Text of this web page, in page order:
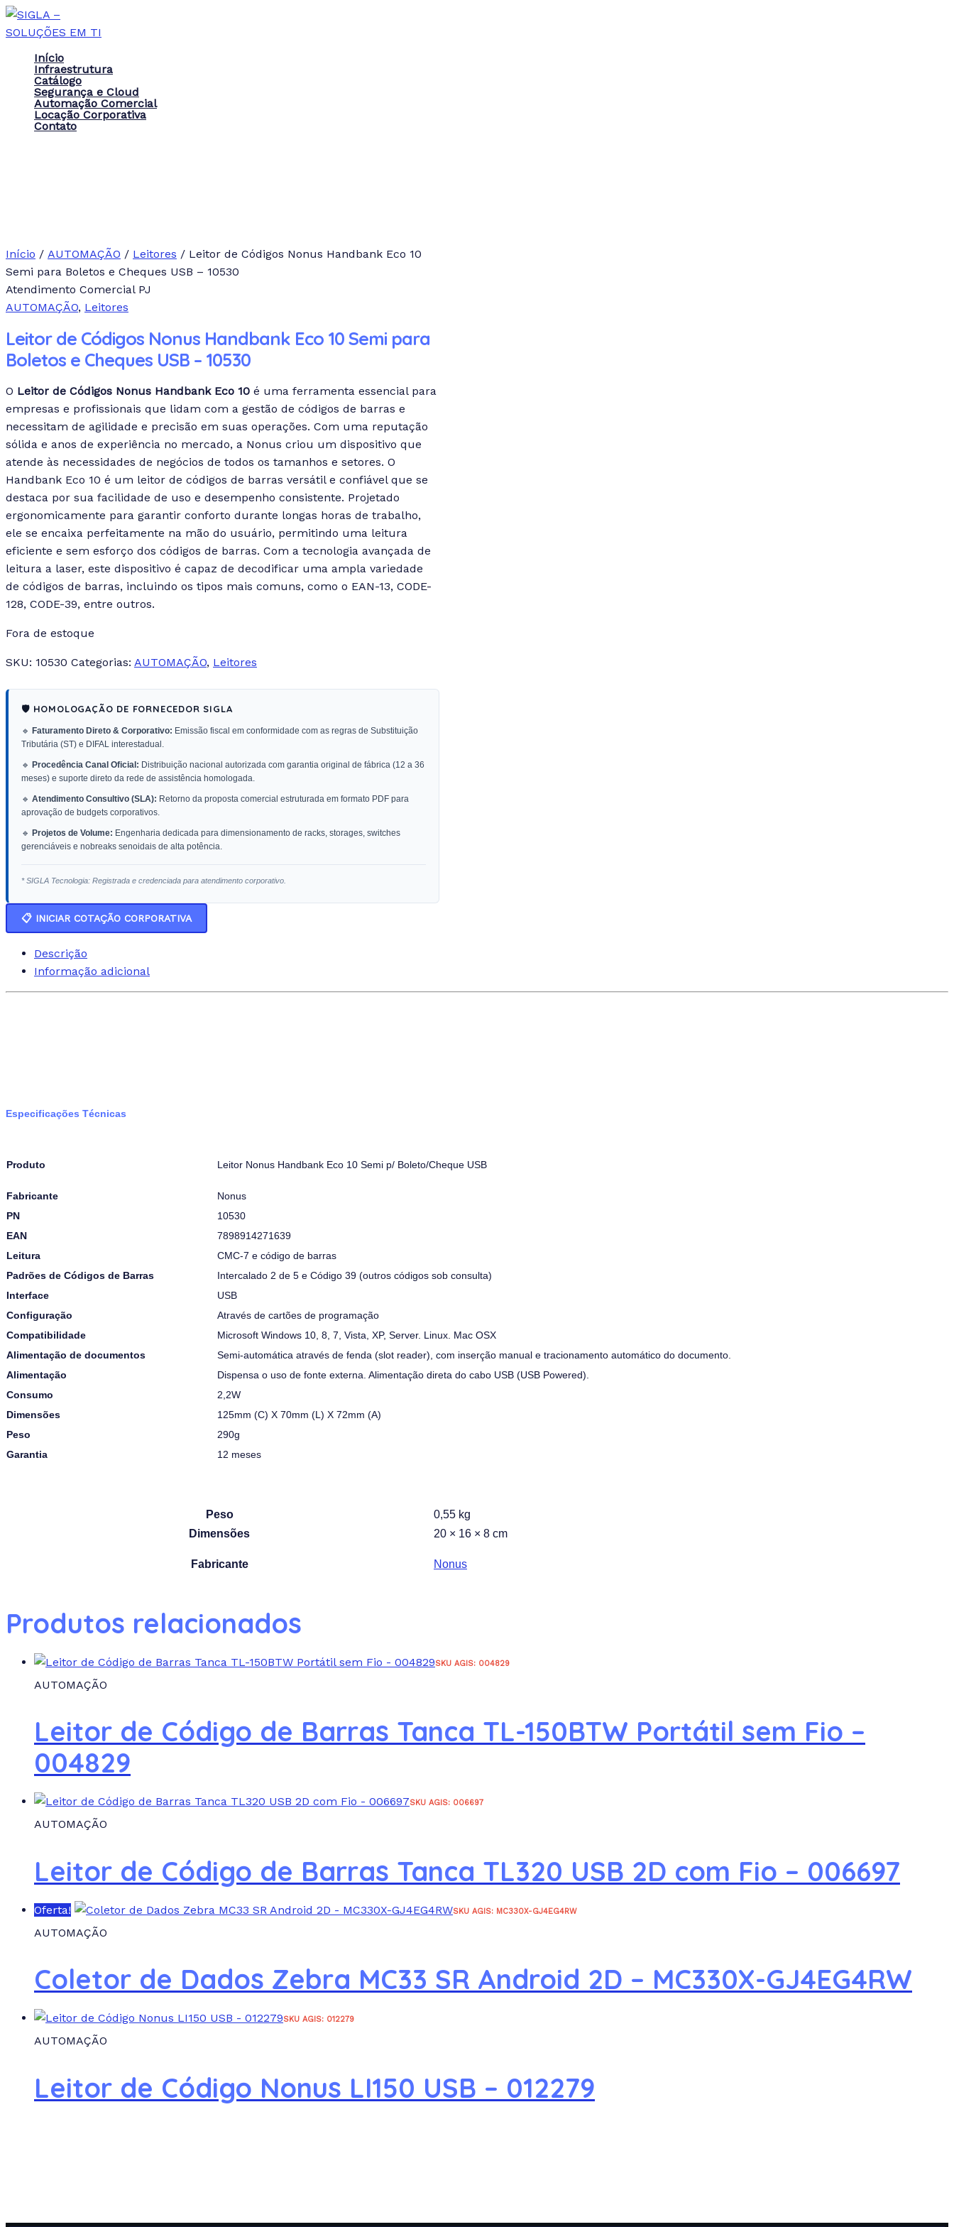
Ir
para
conteúdo
Início
Infraestrutura
Catálogo
Segurança e Cloud
Automação Comercial
Locação Corporativa
Contato
Início / AUTOMAÇÃO / Leitores / Leitor de Códigos Nonus Handbank Eco 10
Semi para Boletos e Cheques USB – 10530
Atendimento Comercial PJ
AUTOMAÇÃO, Leitores
Leitor de Códigos Nonus Handbank Eco 10 Semi para
Boletos e Cheques USB – 10530
O Leitor de Códigos Nonus Handbank Eco 10 é uma ferramenta essencial para
empresas e profissionais que lidam com a gestão de códigos de barras e
necessitam de agilidade e precisão em suas operações. Com uma reputação
sólida e anos de experiência no mercado, a Nonus criou um dispositivo que
atende às necessidades de negócios de todos os tamanhos e setores. O
Handbank Eco 10 é um leitor de códigos de barras versátil e confiável que se
destaca por sua facilidade de uso e desempenho consistente. Projetado
ergonomicamente para garantir conforto durante longas horas de trabalho,
ele se encaixa perfeitamente na mão do usuário, permitindo uma leitura
eficiente e sem esforço dos códigos de barras. Com a tecnologia avançada de
leitura a laser, este dispositivo é capaz de decodificar uma ampla variedade
de códigos de barras, incluindo os tipos mais comuns, como o EAN-13, CODE-
128, CODE-39, entre outros.
Fora de estoque
SKU: 10530 Categorias: AUTOMAÇÃO, Leitores
🛡️ HOMOLOGAÇÃO DE FORNECEDOR SIGLA
🔹 Faturamento Direto & Corporativo: Emissão fiscal em conformidade com as regras de Substituição
Tributária (ST) e DIFAL interestadual.
🔹 Procedência Canal Oficial: Distribuição nacional autorizada com garantia original de fábrica (12 a 36
meses) e suporte direto da rede de assistência homologada.
🔹 Atendimento Consultivo (SLA): Retorno da proposta comercial estruturada em formato PDF para
aprovação de budgets corporativos.
🔹 Projetos de Volume: Engenharia dedicada para dimensionamento de racks, storages, switches
gerenciáveis e nobreaks senoidais de alta potência.
* SIGLA Tecnologia: Registrada e credenciada para atendimento corporativo.
📋 INICIAR COTAÇÃO CORPORATIVA
Descrição
Informação adicional
Especificações Técnicas
Produto Leitor Nonus Handbank Eco 10 Semi p/ Boleto/Cheque USB
Fabricante
Nonus
PN
10530
EAN
7898914271639
Leitura
CMC-7 e código de barras
Padrões de Códigos de Barras
Intercalado 2 de 5 e Código 39 (outros códigos sob consulta)
Interface
USB
Configuração
Através de cartões de programação
Compatibilidade
Microsoft Windows 10, 8, 7, Vista, XP, Server. Linux. Mac OSX
Alimentação de documentos
Semi-automática através de fenda (slot reader), com inserção manual e tracionamento automático do documento.
Alimentação
Dispensa o uso de fonte externa. Alimentação direta do cabo USB (USB Powered).
Consumo
2,2W
Dimensões
125mm (C) X 70mm (L) X 72mm (A)
Peso
290g
Garantia
12 meses
Peso
0,55 kg
Dimensões
20 × 16 × 8 cm
Fabricante Nonus
Produtos relacionados
SKU AGIS: 004829
AUTOMAÇÃO
Leitor de Código de Barras Tanca TL-150BTW Portátil sem Fio –
004829
SKU AGIS: 006697
AUTOMAÇÃO
Leitor de Código de Barras Tanca TL320 USB 2D com Fio – 006697
Oferta! SKU AGIS: MC330X-GJ4EG4RW
AUTOMAÇÃO
Coletor de Dados Zebra MC33 SR Android 2D – MC330X-GJ4EG4RW
SKU AGIS: 012279
AUTOMAÇÃO
Leitor de Código Nonus LI150 USB – 012279